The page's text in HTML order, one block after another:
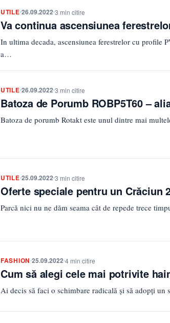
UTILE 26.09.2022 3 min citire
Va continua ascensiunea
In ultima decada, ascensiunea ferestrelor cu profile
a…
UTILE 26.09.2022 3 min citire
Batoza de Porumb ROBP5T60 –
Batoza de porumb Rotakt este unul dintre mai
UTILE 25.09.2022 3 min citire
Oferte speciale pentru un Crăciun
Parcă nici nu ne dăm seama cât de repede trece
FASHION25.09.20224 min citire
Cum să alegi cele mai potrivite
Ai decis să faci o schimbare radicală și să adopți